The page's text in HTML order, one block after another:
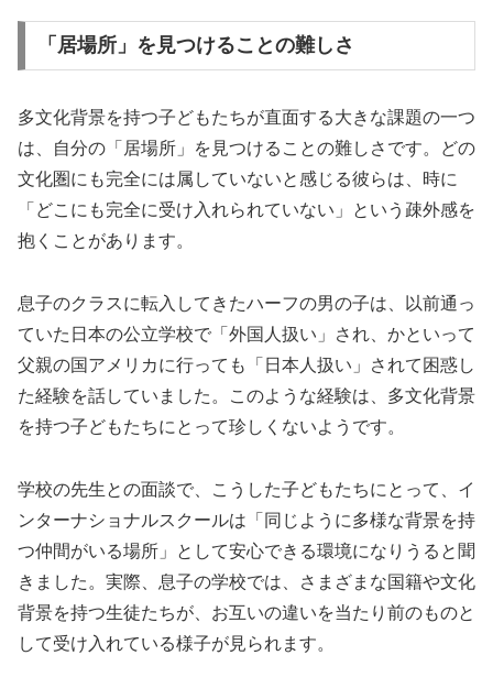
「居場所」を見つけることの難しさ
多文化背景を持つ子どもたちが直面する大きな課題の一つ
は、自分の「居場所」を見つけることの難しさです。どの
文化圏にも完全には属していないと感じる彼らは、時に
「どこにも完全に受け入れられていない」という疎外感を
抱くことがあります。
息子のクラスに転入してきたハーフの男の子は、以前通っ
ていた日本の公立学校で「外国人扱い」され、かといって
父親の国アメリカに行っても「日本人扱い」されて困惑し
た経験を話していました。このような経験は、多文化背景
を持つ子どもたちにとって珍しくないようです。
学校の先生との面談で、こうした子どもたちにとって、イ
ンターナショナルスクールは「同じように多様な背景を持
つ仲間がいる場所」として安心できる環境になりうると聞
きました。実際、息子の学校では、さまざまな国籍や文化
背景を持つ生徒たちが、お互いの違いを当たり前のものと
して受け入れている様子が見られます。